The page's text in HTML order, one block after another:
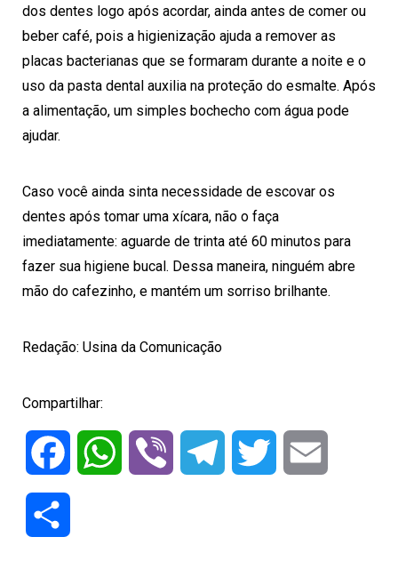
dos dentes logo após acordar, ainda antes de comer ou
beber café, pois a higienização ajuda a remover as
placas bacterianas que se formaram durante a noite e o
uso da pasta dental auxilia na proteção do esmalte. Após
a alimentação, um simples bochecho com água pode
ajudar.
Caso você ainda sinta necessidade de escovar os
dentes após tomar uma xícara, não o faça
imediatamente: aguarde de trinta até 60 minutos para
fazer sua higiene bucal. Dessa maneira, ninguém abre
mão do cafezinho, e mantém um sorriso brilhante.
Redação: Usina da Comunicação
Compartilhar:
Facebook WhatsApp Viber Telegram Twitter